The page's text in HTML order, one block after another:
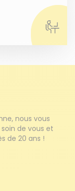
nous vous
de vous et
de 20 ans !